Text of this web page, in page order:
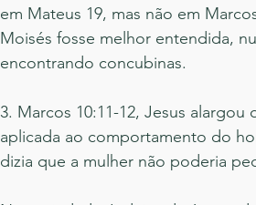
em Mateus 19, mas não em
Moisés fosse melhor entendida,
encontrando concubinas.
3. Marcos 10:11-12, Jesus
aplicada ao comportamento do
dizia que a mulher não poderia